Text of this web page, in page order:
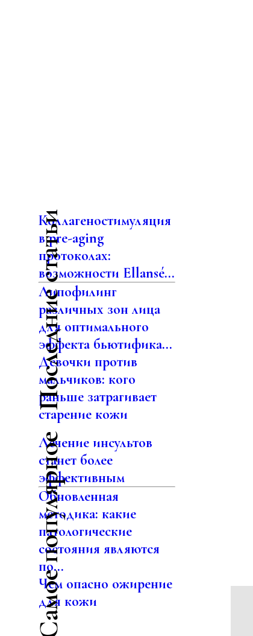
Последние статьи
Коллагеностимуляция
в pre-aging
протоколах:
возможности Ellansé...
Липофилинг
различных зон лица
для оптимального
эффекта бьютифика...
Девочки против
мальчиков: кого
раньше затрагивает
старение кожи
Самое популярное
Лечение инсультов
станет более
эффективным
Обновленная
методика: какие
патологические
состояния являются
по...
Чем опасно ожирение
для кожи